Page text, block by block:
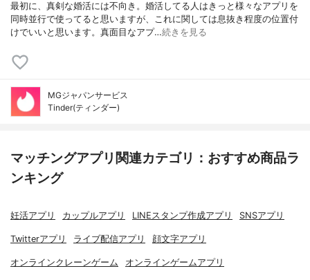
最初に、真剣な婚活には不向き。婚活してる人はきっと様々なアプリを
同時並行で使ってると思いますが、これに関しては息抜き程度の位置付
けでいいと思います。真面目なアプ…続きを見る
MGジャパンサービス
Tinder(ティンダー)
マッチングアプリ関連カテゴリ：おすすめ商品ラ
ンキング
妊活アプリ カップルアプリ LINEスタンプ作成アプリ SNSアプリ
Twitterアプリ ライブ配信アプリ 顔文字アプリ
オンラインクレーンゲーム オンラインゲームアプリ